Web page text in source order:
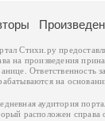
Стихи.ру
на произведения
Ответственность
на
аудитория
расположен справа